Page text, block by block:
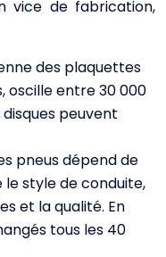
vice de fabrication,
des plaquettes
oscille entre 30 000
peuvent
pneus dépend de
style de conduite,
et la qualité. En
tous les 40